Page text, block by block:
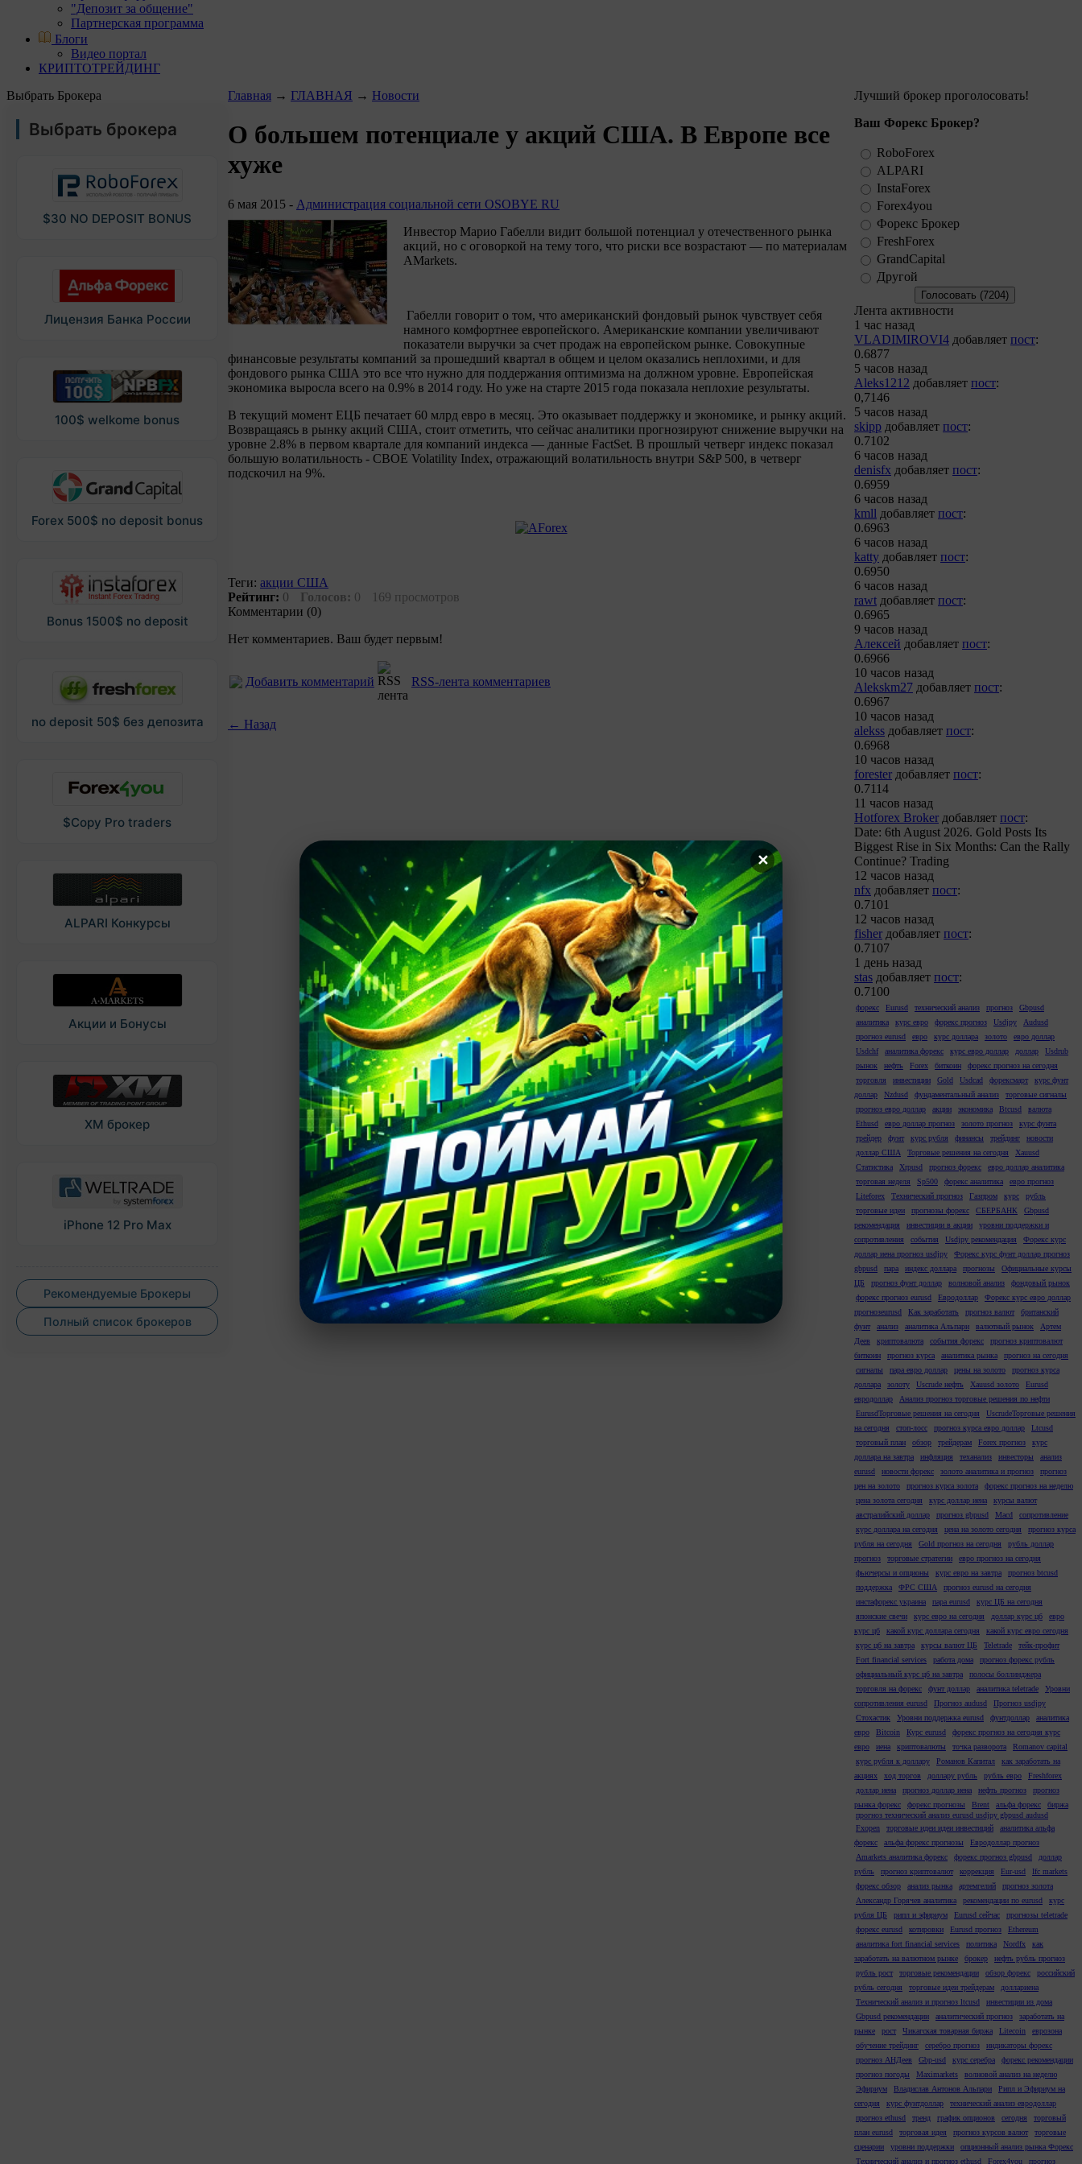
"Депозит за общение"
Партнерская программа
Блоги
Видео портал
КРИПТОТРЕЙДИНГ
Выбрать Брокера
Выбрать брокера
$30 NO DEPOSIT BONUS
Лицензия Банка России
100$ welkome bonus
Forex 500$ no deposit bonus
Bonus 1500$ no deposit
no deposit 50$ без депозита
$Copy Pro traders
ALPARI Конкурсы
Акции и Бонусы
XM брокер
iPhone 12 Pro Max
Рекомендуемые Брокеры
Полный список брокеров
Главная → ГЛАВНАЯ → Новости
О большем потенциале у акций США. В Европе все
хуже
6 мая 2015 - Администрация социальной сети OSOBYE RU
Инвестор Марио Габелли видит большой потенциал у отечественного рынка
акций, но с оговоркой на тему того, что риски все возрастают — по материалам
AMarkets.
Габелли говорит о том, что американский фондовый рынок чувствует себя
намного комфортнее европейского. Американские компании увеличивают
показатели выручки за счет продаж на европейском рынке. Совокупные
финансовые результаты компаний за прошедший квартал в общем и целом оказались неплохими, и для
фондового рынка США это все что нужно для поддержания оптимизма на должном уровне. Европейская
экономика выросла всего на 0.9% в 2014 году. Но уже на старте 2015 года показала неплохие результаты.
В текущий момент ЕЦБ печатает 60 млрд евро в месяц. Это оказывает поддержку и экономике, и рынку акций.
Возвращаясь в рынку акций США, стоит отметить, что сейчас аналитики прогнозируют снижение выручки на
уровне 2.8% в первом квартале для компаний индекса — данные FactSet. В прошлый четверг индекс показал
большую волатильность - CBOE Volatility Index, отражающий волатильность внутри S&P 500, в четверг
подскочил на 9%.
Теги: акции США
Рейтинг: 0 Голосов: 0
169 просмотров
Комментарии (0)
Нет комментариев. Ваш будет первым!
Добавить комментарий RSS-лента комментариев
← Назад
Лучший брокер проголосовать!
Ваш Форекс Брокер?
RoboForex
ALPARI
InstaForex
Forex4you
Форекс Брокер
FreshForex
GrandCapital
Другой
Лента активности
1 час назад
VLADIMIROVI4 добавляет пост:
0.6877
5 часов назад
Aleks1212 добавляет пост:
0,7146
5 часов назад
skipp добавляет пост:
0.7102
6 часов назад
denisfx добавляет пост:
0.6959
6 часов назад
kmll добавляет пост:
0.6963
6 часов назад
katty добавляет пост:
0.6950
6 часов назад
rawt добавляет пост:
0.6965
9 часов назад
Алексей добавляет пост:
0.6966
10 часов назад
Alekskm27 добавляет пост:
0.6967
10 часов назад
alekss добавляет пост:
0.6968
10 часов назад
forester добавляет пост:
0.7114
11 часов назад
Hotforex Broker добавляет пост:
Date: 6th August 2026. Gold Posts Its
Biggest Rise in Six Months: Can the Rally
Continue? Trading
12 часов назад
nfx добавляет пост:
0.7101
12 часов назад
fisher добавляет пост:
0.7107
1 день назад
stas добавляет пост:
0.7100
форекс Eurusd технический анализ прогноз
Gbpusd
аналитика
курс евро форекс прогноз Usdjpy
Audusd
прогноз eurusd
евро курс доллара золото
евро доллар
Usdchf
аналитика форекс курс евро доллар доллар
Usdrub
рынок
нефть Forex биткоин
форекс прогноз на сегодня
торговля
инвестиции Gold Usdcad форексмарт
курс фунт
доллар
Nzdusd фундаментальный анализ
торговые сигналы
прогноз евро доллар
акции экономика Btcusd
валюта
Ethusd
евро доллар прогноз золото прогноз
курс фунта
трейдер
фунт курс рубля финансы трейдинг
новости
доллар США
Торговые решения на сегодня
Xauusd
Статистика
Xrpusd прогноз форекс
евро доллар аналитика
торговая неделя
Sp500 форекс аналитика
евро прогноз
Liteforex
Технический прогноз Газпром курс
рубль
торговые идеи
прогнозы форекс СБЕРБАНК
Gbpusd
рекомендация
инвестиции в акции
уровни поддержки и
сопротивления
события Usdjpy рекомендация
Форекс курс
доллар иена прогноз usdjpy
Форекс курс фунт доллар прогноз
gbpusd
пара индекс доллара прогнозы
Официальные курсы
ЦБ
прогноз фунт доллар волновой анализ
фондовый рынок
форекс прогноз eurusd
Евродоллар
Форекс курс евро доллар
прогнозeurusd
Как заработать прогноз валют
британский
фунт
анализ аналитика Альпари валютный рынок
Артем
Деев
криптовалюта события форекс
прогноз криптовалют
биткоин
прогноз курса аналитика рынка
прогноз на сегодня
сигналы
пара евро доллар цены на золото
прогноз курса
доллара
золоту Uscrude нефть Xauusd золото
Eurusd
евродоллар
Анализ прогноз торговые решения по нефти
EurusdТорговые решения на сегодня
UscrudeТорговые решения
на сегодня
стоп-лосс прогноз курса евро доллар
Ltcusd
торговый план
обзор трейдерам Forex прогноз
курс
доллара на завтра
инфляция теханализ инвесторы
анализ
eurusd
новости форекс золото аналитика и прогноз
прогноз
цен на золото
прогноз курса золота
форекс прогноз на неделю
цена золота сегодня
курс доллар иена
курсы валют
австралийский доллар
прогноз gbpusd Macd
сопротивление
курс доллара на сегодня
цена на золото сегодня
прогноз курса
рубля на сегодня
Gold прогноз на сегодня
рубль доллар
прогноз
торговые стратегии
евро прогноз на сегодня
фьючерсы и опционы
курс евро на завтра
прогноз btcusd
поддержка
ФРС США
прогноз eurusd на сегодня
инстафорекс украина
пара eurusd
курс ЦБ на сегодня
японские свечи
курс евро на сегодня доллар курс цб
евро
курс цб
какой курс доллара сегодня
какой курс евро сегодня
курс цб на завтра
курсы валют ЦБ Teletrade
тейк-профит
Fort financial services
работа дома
прогноз форекс рубль
официальный курс цб на завтра
полосы боллинджера
торговля на форекс
фунт доллар аналитика teletrade
Уровни
сопротивления eurusd
Прогноз audusd
Прогноз usdjpy
Стохастик
Уровни поддержка eurusd фунтдоллар
аналитика
евро
Bitcoin Курс eurusd
форекс прогноз на сегодня курс
евро
иена криптовалюты точка разворота
Romanov capital
курс рубля к доллару
Романов Капитал
как заработать на
акциях
ход торгов доллару рубль рубль евро
Freshforex
доллар иена
прогноз доллар иена нефть прогноз
прогноз
рынка форекс
форекс прогнозы Brent альфа форекс
биржа
прогноз технический анализ eurusd usdjpy gbpusd audusd
Fxopen
торговые идеи идеи инвестиций
аналитика альфа
форекс
альфа форекс прогнозы
Евродоллар прогноз
Amarkets аналитика форекс
форекс прогноз gbpusd
доллар
рубль
прогноз криптовалют коррекция Eur-usd
Ifc markets
форекс обзор
анализ рынка артемгелий
прогноз золота
Александр Горячев аналитика
рекомендации по eurusd
курс
рубля ЦБ
рипл и эфириум Eurusd сейчас
прогнозы teletrade
форекс eurusd
котировки Eurusd прогноз
Ethereum
аналитика fort financial services
политика Nordfx
как
заработать на валютном рынке
брокер
нефть рубль прогноз
рубль рост
торговые рекомендации обзор форекс
российский
рубль сегодня
торговые идеи трейдерам
доллариена
Технический анализ и прогноз ltcusd
инвестиции из дома
Gbpusd рекомендации
аналитический прогноз
заработать на
рынке
рост Чикагская товарная биржа Litecoin
еврозона
обучение трейдинг
серебро прогноз
индикаторы форекс
прогноз АНДеев
Gbp-usd курс серебра
форекс рекомендации
прогноз погоды
Maximarkets
волновой анализ на неделю
Эфириум
Владислав Антонов Альпари
Рипл и Эфириум на
сегодня
курс фунтдоллар
технический анализ евродоллар
прогноз ethusd
тренд график опционов сегодня
торговый
план eurusd
торговая идея прогноз курсов валют
торговые
сценарии
уровни поддержки
опционный анализ рынка Форекс
Технический анализ и прогноз ethusd
Forex4you прогноз
✕